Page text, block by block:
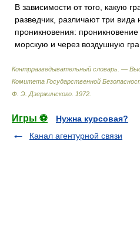
В зависимости от того, какую
разведчик, различают три вида
проникновения:
морскую и через воздушную
Контрразведывательный словарь. —
Комитета Государственной
Ф. Э. Дзержинского 1972
Игры ⚽
Нужна курсовая?
Канал агентурной связи